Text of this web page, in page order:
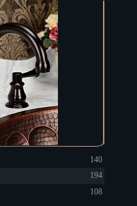
140
194
108